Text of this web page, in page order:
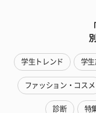
学生トレンド 学
ファッション・コスメ
診断 特